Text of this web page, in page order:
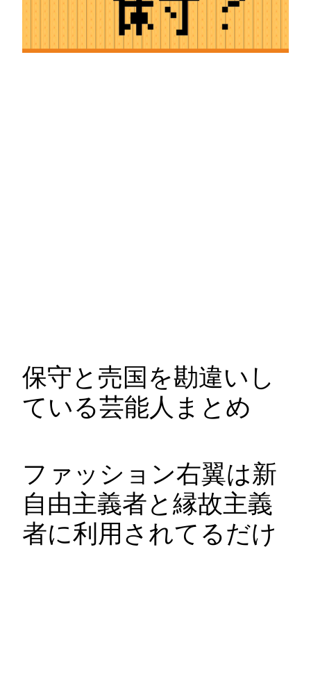
保守と売国を勘違いし
ている芸能人まとめ
ファッション右翼は新
自由主義者と縁故主義
者に利用されてるだけ